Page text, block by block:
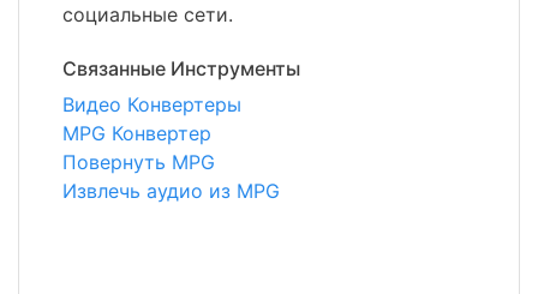
социальные сети.
Связанные Инструменты
Видео Конвертеры
MPG Конвертер
Повернуть MPG
Извлечь аудио из MPG